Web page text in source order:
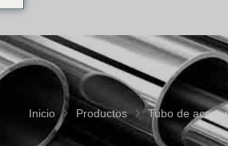
French
Dutch
Dutch
German
Czech
Inicio Productos Tubo de acero